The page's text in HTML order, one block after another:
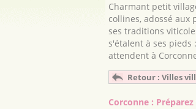
Charmant petit
collines, adossé aux
ses traditions
s'étalent à ses pieds
attendent à
Retour : Villes
Corconne :